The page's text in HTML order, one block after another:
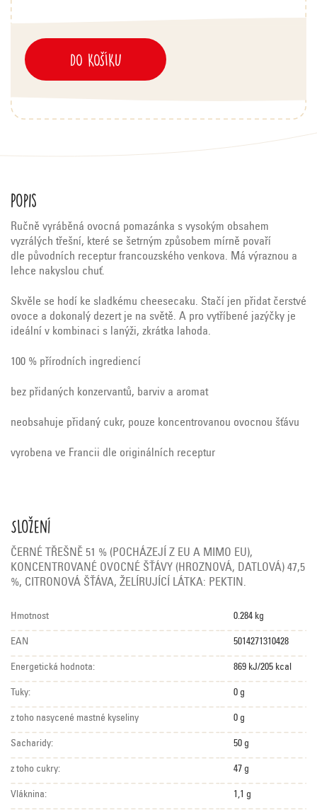
DO KOŠÍKU
Popis
Ručně vyráběná ovocná pomazánka s vysokým obsahem
vyzrálých třešní, které se šetrným způsobem mírně povaří
dle původních receptur francouzského venkova. Má výraznou a
lehce nakyslou chuť.
Skvěle se hodí ke sladkému cheesecaku. Stačí jen přidat čerstvé
ovoce a dokonalý dezert je na světě. A pro vytříbené jazýčky je
ideální v kombinaci s lanýži, zkrátka lahoda.
100 % přírodních ingrediencí
bez přidaných konzervantů, barviv a aromat
neobsahuje přidaný cukr, pouze koncentrovanou ovocnou šťávu
vyrobena ve Francii dle originálních receptur
Složení
ČERNÉ TŘEŠNĚ 51 % (POCHÁZEJÍ Z EU A MIMO EU),
KONCENTROVANÉ OVOCNÉ ŠŤÁVY (HROZNOVÁ, DATLOVÁ) 47,5
%, CITRONOVÁ ŠŤÁVA, ŽELÍRUJÍCÍ LÁTKA: PEKTIN.
Hmotnost 0.284 kg
EAN 5014271310428
Energetická hodnota: 869 kJ/205 kcal
Tuky: 0 g
z toho nasycené mastné kyseliny 0 g
Sacharidy: 50 g
z toho cukry: 47 g
Vláknina: 1,1 g